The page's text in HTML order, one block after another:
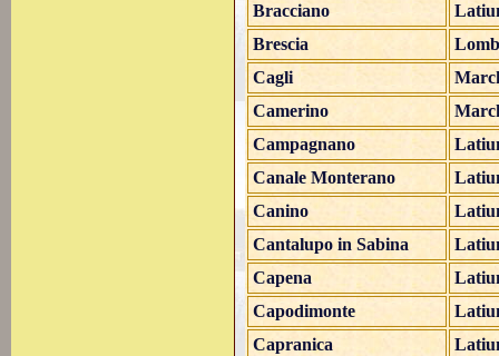
Bracciano
Brescia
Cagli
Camerino
Campagnano
Canale Monterano
Canino
Cantalupo in Sabina
Capena
Capodimonte
Capranica